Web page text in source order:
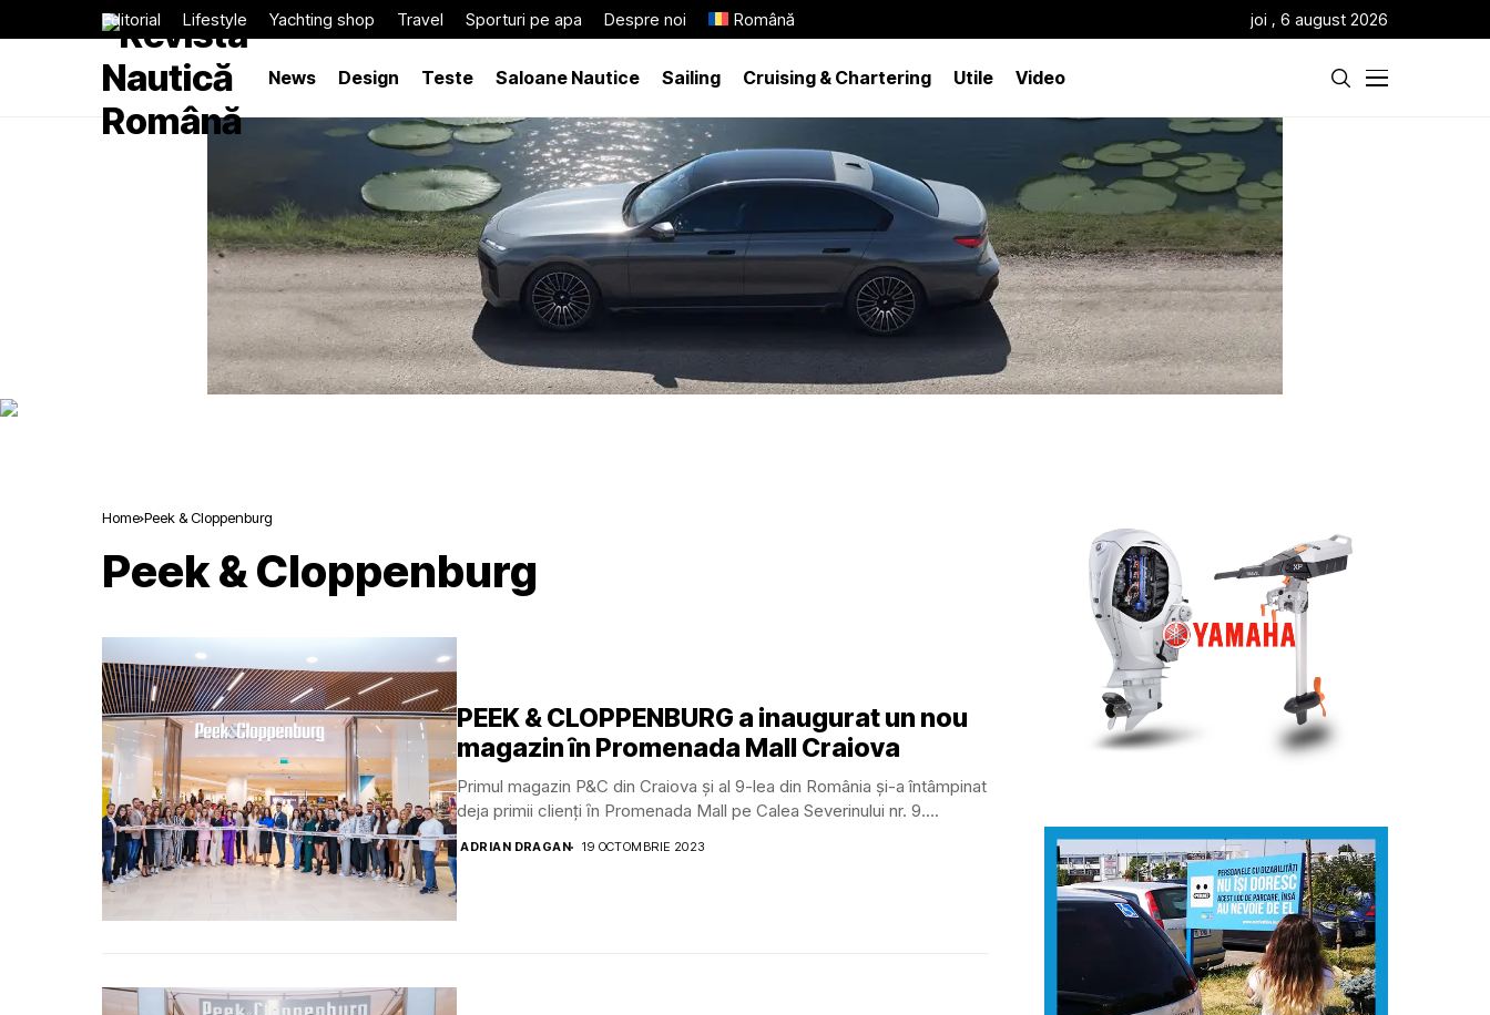
Editorial Lifestyle Yachting shop Travel Sporturi pe apa Despre noi Română joi , 6 august 2026
News Design Teste Saloane Nautice Sailing Cruising & Chartering Utile Video
Home Peek & Cloppenburg
Peek & Cloppenburg
PEEK & CLOPPENBURG a inaugurat un nou
magazin ȋn Promenada Mall Craiova
Primul magazin P&C din Craiova şi al 9-lea din România și-a întâmpinat
deja primii clienţi ȋn Promenada Mall pe Calea Severinului nr. 9....
ADRIAN DRAGAN 19 OCTOMBRIE 2023